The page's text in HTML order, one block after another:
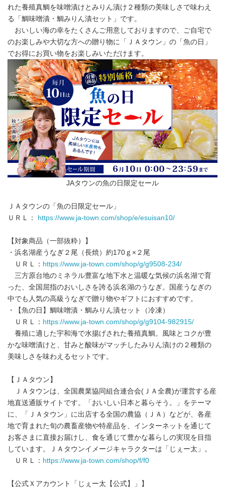
れた養殖真鯛を味噌漬けとみりん漬け２種類の美味しさで味わえ
る「鯛味噌漬・鯛みりん漬セット」です。
おいしい海の幸をたくさんご用意しておりますので、ご自宅で
のお楽しみや大切な方への贈り物に「ＪＡタウン」の「魚の日」
でお得にお買い物をお楽しみいただけます。
JAタウンの魚の日限定セール
ＪＡタウンの「魚の日限定セール」
ＵＲＬ：
https://www.ja-town.com/shop/e/esuisan10/
【対象商品（一部抜粋）】
・浜名湖産うなぎ２尾（長焼）約170ｇ×２尾
ＵＲＬ： https://www.ja-town.com/shop/g/g9508-234/
三方原台地のミネラル豊富な地下水と温暖な気候の浜名湖で育
った、全国屈指のおいしさを誇る浜名湖のうなぎ。国産うなぎの
中でも人気の高級うなぎで贈り物やギフトにおすすめです。
・【魚の日】鯛味噌漬・鯛みりん漬セット（冷凍）
ＵＲＬ： https://www.ja-town.com/shop/g/g9104-982915/
養殖に適した宇和海で水揚げされた養殖真鯛。風味とコクが豊
かな味噌漬けと、甘みと酸味がマッチしたみりん漬けの２種類の
美味しさを味わえるセットです。
【ＪＡタウン】
ＪＡタウンは、全国農業協同組合連合会(ＪＡ全農)が運営する産
地直送通販サイトです。「おいしい日本と暮らそう。」をテーマ
に、「ＪＡタウン」に出店する全国の農協（ＪＡ）などが、各産
地で育まれた旬の農畜産物や特産品を、インターネットを通じて
お客さまに直接お届けし、食を通じて豊かな暮らしの実現を目指
しています。ＪＡタウンイメージキャラクターは「じぇー太」。
ＵＲＬ： https://www.ja-town.com/shop/f/f0
【公式Ｘアカウント「じぇー太【公式】」】